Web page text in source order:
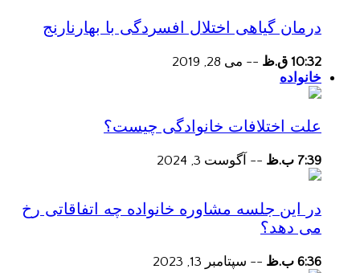
درمان گیاهی اختلال افسردگی با بهارنارنج
10:32 ق.ظ -- می 28, 2019
خانواده
علت اختلافات خانوادگی چیست؟
7:39 ب.ظ -- آگوست 3, 2024
در این جلسه مشاوره خانواده چه اتفاقاتی رخ
می دهد؟
6:36 ب.ظ -- سپتامبر 13, 2023